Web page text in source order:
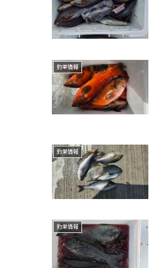
釣果情報
釣果情報
釣果情報